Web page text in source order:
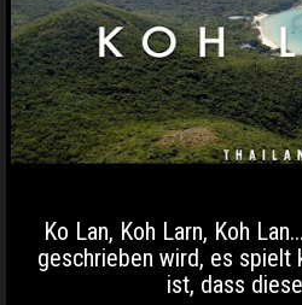
Ko Lan, Koh Larn, Koh
geschrieben wird, es spielt
ist, dass